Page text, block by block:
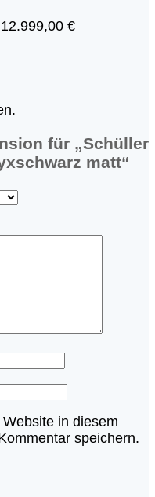
€
für „Schüller
matt“
in diesem
speichern.